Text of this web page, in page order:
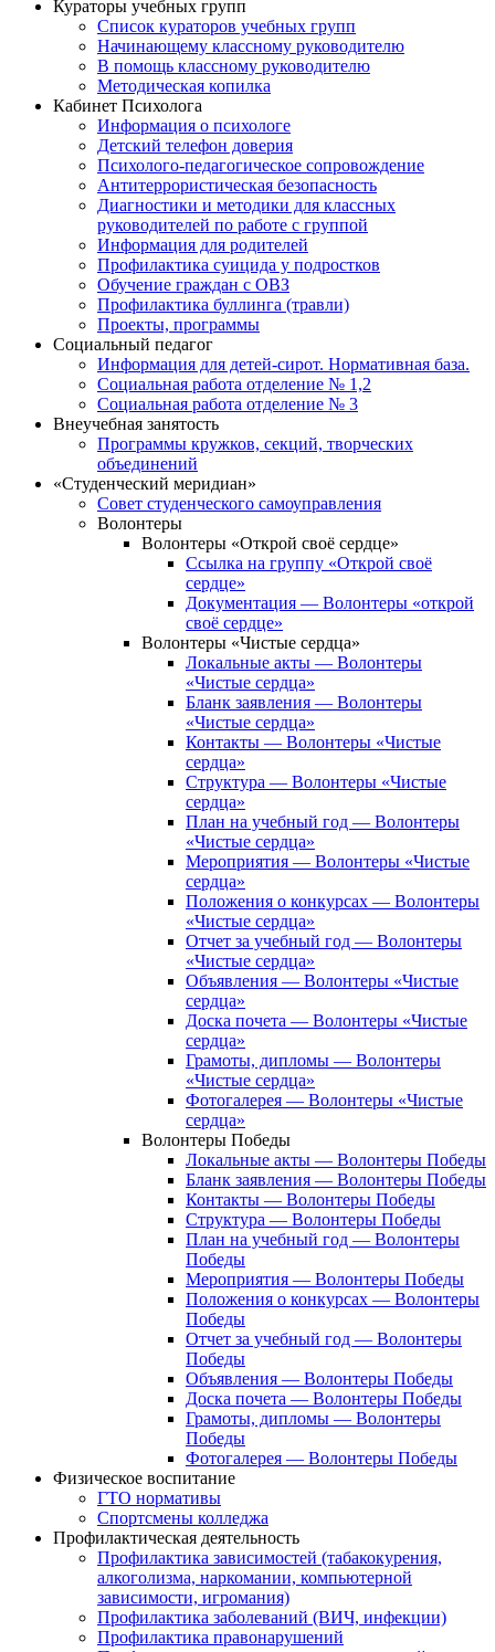
Кураторы учебных групп
Список кураторов учебных групп
Начинающему классному руководителю
В помощь классному руководителю
Методическая копилка
Кабинет Психолога
Информация о психологе
Детский телефон доверия
Психолого-педагогическое сопровождение
Антитеррористическая безопасность
Диагностики и методики для классных
руководителей по работе с группой
Информация для родителей
Профилактика суицида у подростков
Обучение граждан с ОВЗ
Профилактика буллинга (травли)
Проекты, программы
Социальный педагог
Информация для детей-сирот. Нормативная база.
Социальная работа отделение № 1,2
Социальная работа отделение № 3
Внеучебная занятость
Программы кружков, секций, творческих
объединений
«Студенческий меридиан»
Совет студенческого самоуправления
Волонтеры
Волонтеры «Открой своё сердце»
Ссылка на группу «Открой своё
сердце»
Документация — Волонтеры «открой
своё сердце»
Волонтеры «Чистые сердца»
Локальные акты — Волонтеры
«Чистые сердца»
Бланк заявления — Волонтеры
«Чистые сердца»
Контакты — Волонтеры «Чистые
сердца»
Структура — Волонтеры «Чистые
сердца»
План на учебный год — Волонтеры
«Чистые сердца»
Мероприятия — Волонтеры «Чистые
сердца»
Положения о конкурсах — Волонтеры
«Чистые сердца»
Отчет за учебный год — Волонтеры
«Чистые сердца»
Объявления — Волонтеры «Чистые
сердца»
Доска почета — Волонтеры «Чистые
сердца»
Грамоты, дипломы — Волонтеры
«Чистые сердца»
Фотогалерея — Волонтеры «Чистые
сердца»
Волонтеры Победы
Локальные акты — Волонтеры Победы
Бланк заявления — Волонтеры Победы
Контакты — Волонтеры Победы
Структура — Волонтеры Победы
План на учебный год — Волонтеры
Победы
Мероприятия — Волонтеры Победы
Положения о конкурсах — Волонтеры
Победы
Отчет за учебный год — Волонтеры
Победы
Объявления — Волонтеры Победы
Доска почета — Волонтеры Победы
Грамоты, дипломы — Волонтеры
Победы
Фотогалерея — Волонтеры Победы
Физическое воспитание
ГТО нормативы
Спортсмены колледжа
Профилактическая деятельность
Профилактика зависимостей (табакокурения,
алкоголизма, наркомании, компьютерной
зависимости, игромания)
Профилактика заболеваний (ВИЧ, инфекции)
Профилактика правонарушений